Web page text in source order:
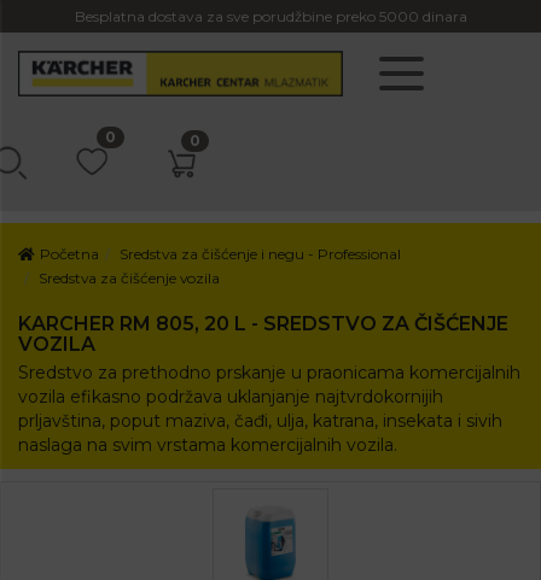
Besplatna dostava za sve porudžbine preko 5000 dinara
0 0
Početna
Sredstva za čišćenje i negu - Professional
Sredstva za čišćenje vozila
KARCHER RM 805, 20 L - SREDSTVO ZA ČIŠĆENJE
VOZILA
Sredstvo za prethodno prskanje u praonicama komercijalnih
vozila efikasno podržava uklanjanje najtvrdokornijih
prljavština, poput maziva, čađi, ulja, katrana, insekata i sivih
naslaga na svim vrstama komercijalnih vozila.